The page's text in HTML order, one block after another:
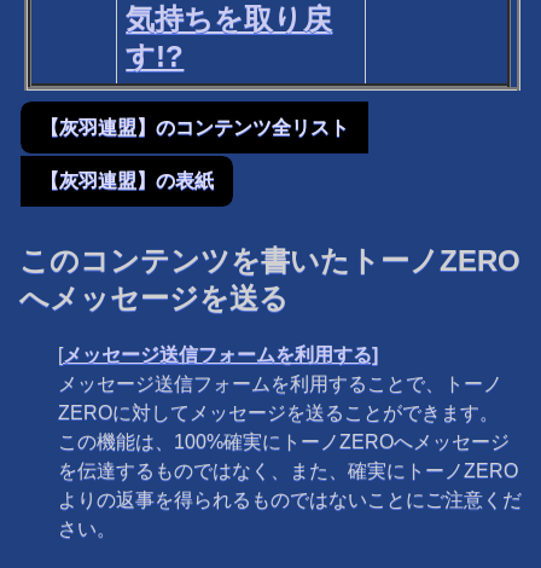
気持ちを取り戻
す!?
【灰羽連盟】のコンテンツ全リスト
【灰羽連盟】の表紙
このコンテンツを書いたトーノZERO
へメッセージを送る
[メッセージ送信フォームを利用する]
メッセージ送信フォームを利用することで、トーノ
ZEROに対してメッセージを送ることができます。
この機能は、100%確実にトーノZEROへメッセージ
を伝達するものではなく、また、確実にトーノZERO
よりの返事を得られるものではないことにご注意くだ
さい。